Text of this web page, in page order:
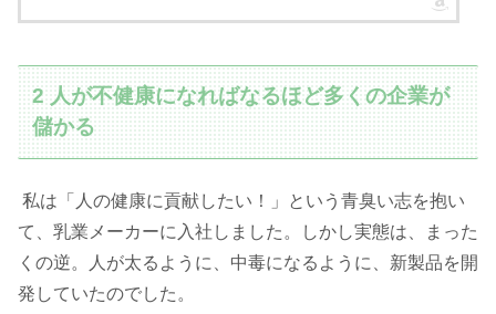
2 人が不健康になればなるほど多くの企業が
儲かる
私は「人の健康に貢献したい！」という青臭い志を抱い
て、乳業メーカーに入社しました。しかし実態は、まった
くの逆。人が太るように、中毒になるように、新製品を開
発していたのでした。